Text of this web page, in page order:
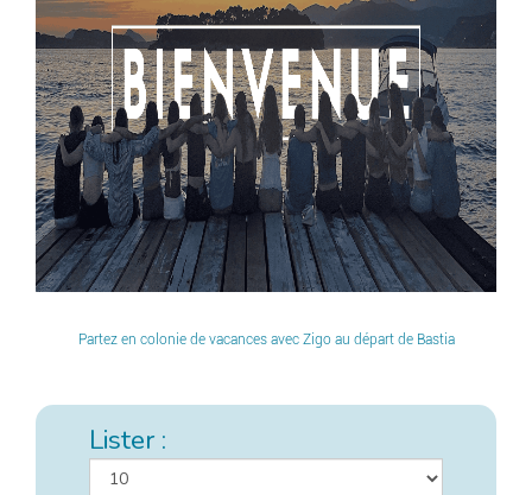
Partez en colonie de vacances avec Zigo au départ de Bastia
Lister :